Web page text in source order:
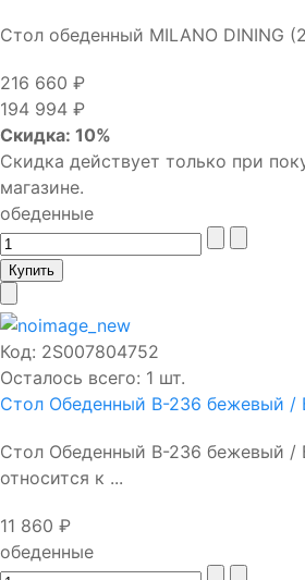
Стол обеденный MILANO DINING
216 660 ₽
194 994 ₽
Скидка: 10%
Скидка действует только при
магазине.
обеденные
Код: 2S007804752
Осталось всего: 1 шт.
Стол Обеденный В-236 бежевый /
Стол Обеденный В-236 бежевый /
относится к ...
11 860 ₽
обеденные